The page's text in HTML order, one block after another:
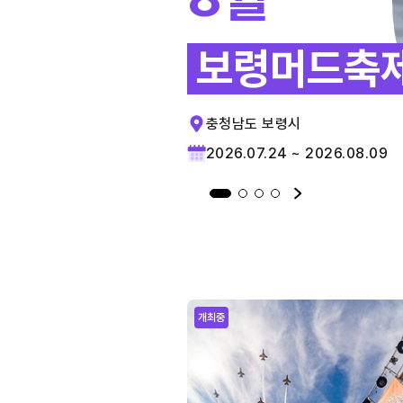
보령머드축
충청남도 보령시
2026.07.24 ~ 2026.08.09
개최중